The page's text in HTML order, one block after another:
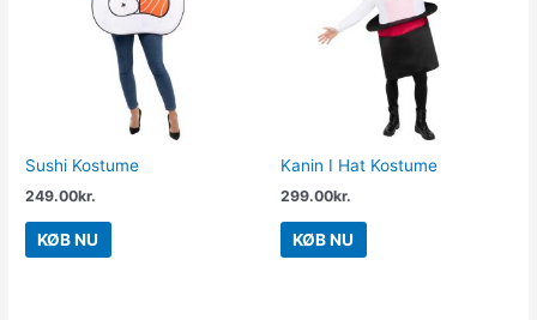
Sushi Kostume
249.00kr.
KØB NU
Kanin I Hat Kostume
299.00kr.
KØB NU